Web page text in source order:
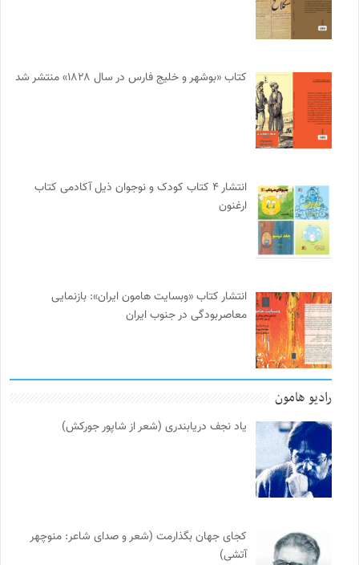
کتاب «بوشهر و خلیج فارس در سال ۱۸۲۸» منتشر شد
انتشار ۴ کتاب کودک و نوجوان ذیل آکادمی کتاب
ارغنون
انتشار کتاب «وبسایت هامون ایران»: بازنمایی
معاصربودگی در جنوب ایران
رادیو هامون
یاد نجف دریابندری (شعر از شاپور جورکش)
کجای جهان بگذارمت (شعر و صدای شاعر: منوچهر
آتشی)